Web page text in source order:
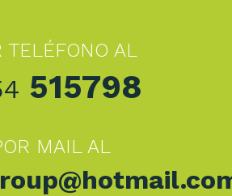
TELÉFONO AL
515798
MAIL AL